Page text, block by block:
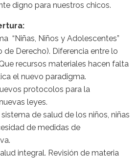
digno para nuestros chicos.
Niños y Adolescentes”
de Derecho). Diferencia entre lo
recursos materiales hacen falta
el nuevo paradigma.
protocolos para la
leyes.
de salud de los niños, niñas
de medidas de
integral. Revisión de materia